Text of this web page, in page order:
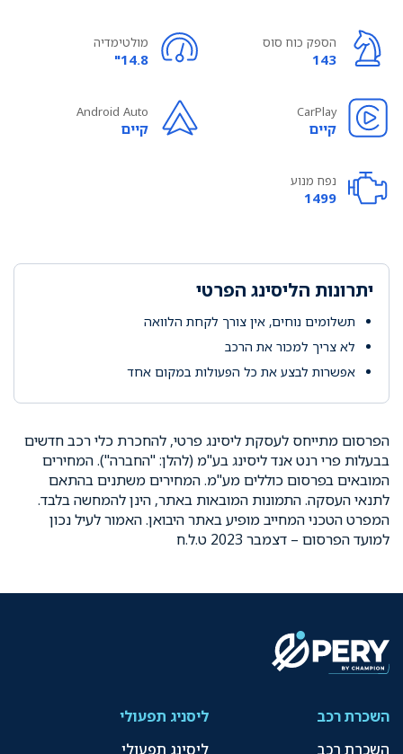
הספק כוח סוס
143
מולטימדיה
14.8"
CarPlay
קיים
Android Auto
קיים
נפח מנוע
1499
יתרונות הליסינג הפרטי
תשלומים נוחים, אין צורך לקחת הלוואה
לא צריך למכור את הרכב
אפשרות לבצע את כל הפעולות במקום אחד
הפרסום מתייחס לעסקת ליסינג פרטי, להחכרת כלי רכב חדשים
בבעלות פרי רנט אנד ליסינג בע"מ (להלן: "החברה"). המחירים
המובאים בפרסום כוללים מע"מ. המחירים משתנים בהתאם
לתנאי העסקה. התמונות המובאות באתר, הינן להמחשה בלבד.
המפרט הטכני המחייב מופיע באתר היבואן. האמור לעיל נכון
למועד הפרסום – דצמבר 2023 ט.ל.ח
השכרת רכב
השכרת רכב
ליסניג תפעולי
ליסינג תפעולי